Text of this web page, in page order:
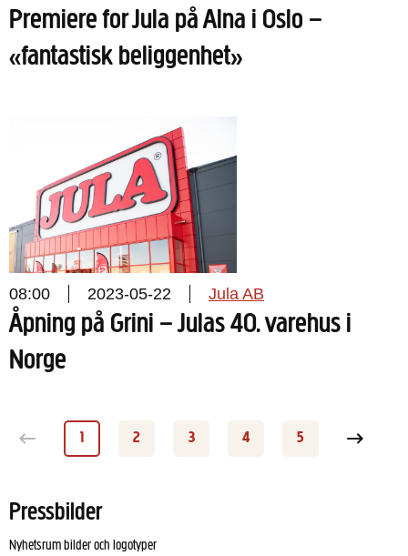
Premiere for Jula på Alna i Oslo –
«fantastisk beliggenhet»
08:00 2023-05-22 Jula AB
Åpning på Grini – Julas 40. varehus i
Norge
Sida
1 2 3 4 5
Nästa
Pressbilder
Nyhetsrum bilder och logotyper